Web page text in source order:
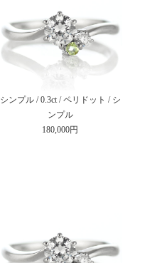
シンプル / 0.3ct / ペリドット / シ
ンプル
180,000円